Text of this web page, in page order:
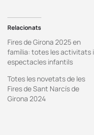
Relacionats
Fires de Girona 2025 en
família: totes les activitats i
espectacles infantils
Totes les novetats de les
Fires de Sant Narcís de
Girona 2024